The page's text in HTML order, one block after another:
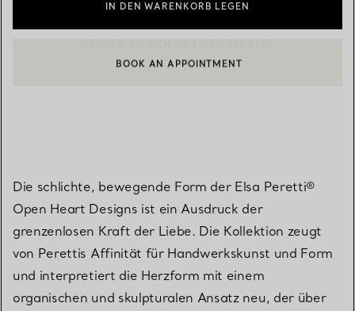
IN DEN WARENKORB LEGEN
EINEN KUNDENBERATER KONTAKTIEREN ODER EINEN
BOOK AN APPOINTMENT
Die schlichte, bewegende Form der Elsa Peretti®
Open Heart Designs ist ein Ausdruck der
grenzenlosen Kraft der Liebe. Die Kollektion zeugt
von Perettis Affinität für Handwerkskunst und Form
und interpretiert die Herzform mit einem
organischen und skulpturalen Ansatz neu, der über